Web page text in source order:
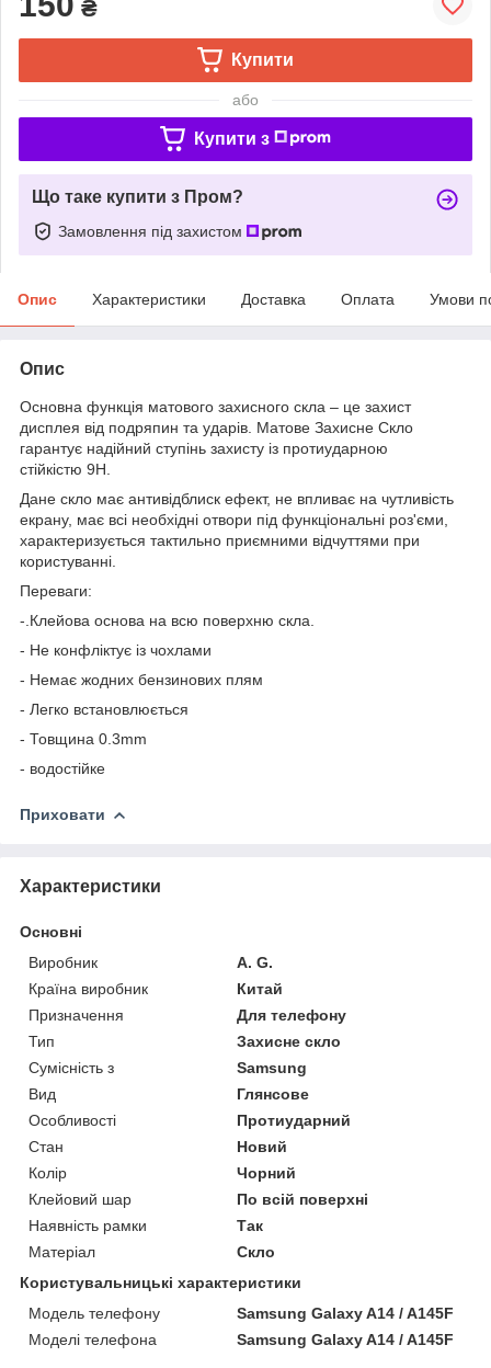
₴
Купити
або
Купити з
Що таке купити з Пром?
Замовлення під захистом
Опис Характеристики Доставка Оплата Умови
Опис
Основна функція матового захисного скла – це захист
дисплея від подряпин та ударів. Матове Захисне Скло
гарантує надійний ступінь захисту із протиударною
стійкістю 9H.
Дане скло має антивідблиск ефект, не впливає на чутливість
екрану, має всі необхідні отвори під функціональні роз'єми,
характеризується тактильно приємними відчуттями при
користуванні.
Переваги:
-.Клейова основа на всю поверхню скла.
- Не конфліктує із чохлами
- Немає жодних бензинових плям
- Легко встановлюється
- Товщина 0.3mm
- водостійке
Приховати
Характеристики
Основні
Виробник
A. G.
Країна виробник
Китай
Призначення
Для телефону
Тип
Захисне скло
Сумісність з
Samsung
Вид
Глянсове
Особливості
Протиударний
Стан
Новий
Колір
Чорний
Клейовий шар
По всій поверхні
Наявність рамки
Так
Матеріал
Скло
Користувальницькі характеристики
Модель телефону
Samsung Galaxy A14 / A145F
Моделі телефона
Samsung Galaxy A14 / A145F